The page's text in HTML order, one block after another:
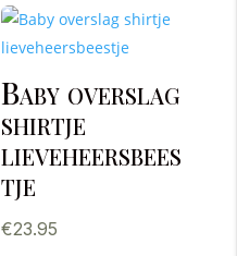
Baby overslag
shirtje
lieveheersbees
tje
€23.95